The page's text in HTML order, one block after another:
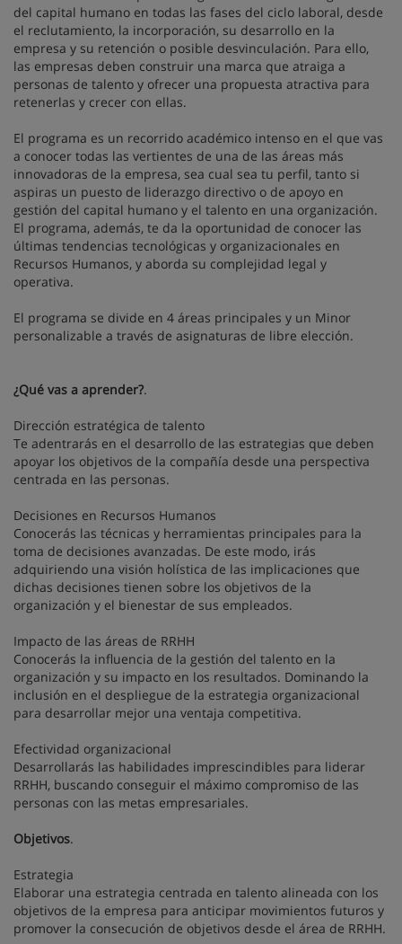
del capital humano en todas las fases del ciclo laboral, desde
el reclutamiento, la incorporación, su desarrollo en la
empresa y su retención o posible desvinculación. Para ello,
las empresas deben construir una marca que atraiga a
personas de talento y ofrecer una propuesta atractiva para
retenerlas y crecer con ellas.
El programa es un recorrido académico intenso en el que vas
a conocer todas las vertientes de una de las áreas más
innovadoras de la empresa, sea cual sea tu perfil, tanto si
aspiras un puesto de liderazgo directivo o de apoyo en
gestión del capital humano y el talento en una organización.
El programa, además, te da la oportunidad de conocer las
últimas tendencias tecnológicas y organizacionales en
Recursos Humanos, y aborda su complejidad legal y
operativa.
El programa se divide en 4 áreas principales y un Minor
personalizable a través de asignaturas de libre elección.
¿Qué vas a aprender?.
Dirección estratégica de talento
Te adentrarás en el desarrollo de las estrategias que deben
apoyar los objetivos de la compañía desde una perspectiva
centrada en las personas.
Decisiones en Recursos Humanos
Conocerás las técnicas y herramientas principales para la
toma de decisiones avanzadas. De este modo, irás
adquiriendo una visión holística de las implicaciones que
dichas decisiones tienen sobre los objetivos de la
organización y el bienestar de sus empleados.
Impacto de las áreas de RRHH
Conocerás la influencia de la gestión del talento en la
organización y su impacto en los resultados. Dominando la
inclusión en el despliegue de la estrategia organizacional
para desarrollar mejor una ventaja competitiva.
Efectividad organizacional
Desarrollarás las habilidades imprescindibles para liderar
RRHH, buscando conseguir el máximo compromiso de las
personas con las metas empresariales.
Objetivos.
Estrategia
Elaborar una estrategia centrada en talento alineada con los
objetivos de la empresa para anticipar movimientos futuros y
promover la consecución de objetivos desde el área de RRHH.